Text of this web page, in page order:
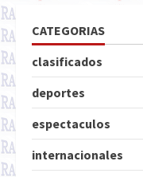
CATEGORIAS
clasificados
deportes
espectaculos
internacionales